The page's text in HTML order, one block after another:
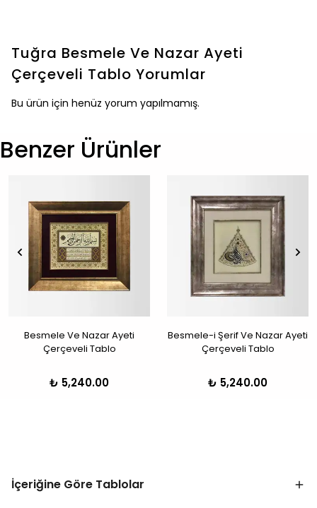
Tuğra Besmele Ve Nazar Ayeti
Çerçeveli Tablo Yorumlar
Bu ürün için henüz yorum yapılmamış.
Benzer Ürünler
Besmele Ve Nazar Ayeti
Çerçeveli Tablo
₺ 5,240.00
Besmele-i Şerif Ve Nazar Ayeti
Çerçeveli Tablo
₺ 5,240.00
İçeriğine Göre Tablolar